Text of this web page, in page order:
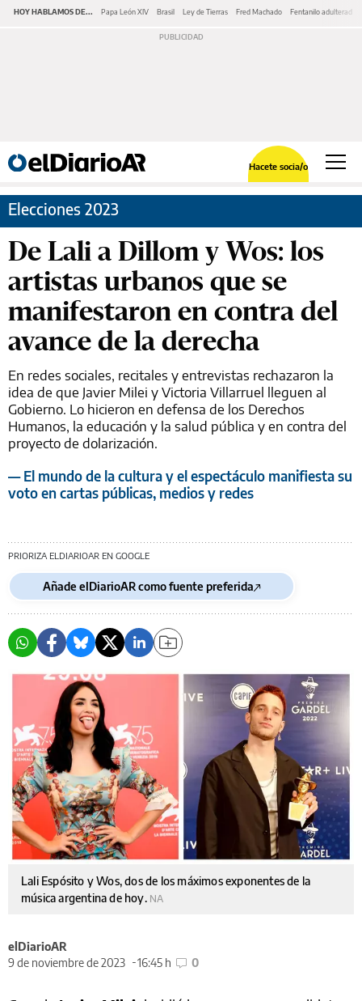
HOY HABLAMOS DE... Papa León XIV Brasil Ley de Tierras Fred Machado Fentanilo adulterado
Hacete socia/o
Elecciones 2023
De Lali a Dillom y Wos: los
artistas urbanos que se
manifestaron en contra del
avance de la derecha
En redes sociales, recitales y entrevistas rechazaron la
idea de que Javier Milei y Victoria Villarruel lleguen al
Gobierno. Lo hicieron en defensa de los Derechos
Humanos, la educación y la salud pública y en contra del
proyecto de dolarización.
— El mundo de la cultura y el espectáculo manifiesta su
voto en cartas públicas, medios y redes
PRIORIZA ELDIARIOAR EN GOOGLE
Añade elDiarioAR como fuente preferida
Lali Espósito y Wos, dos de los máximos exponentes de la
música argentina de hoy. NA
elDiarioAR
9 de noviembre de 2023
16:45 h 0